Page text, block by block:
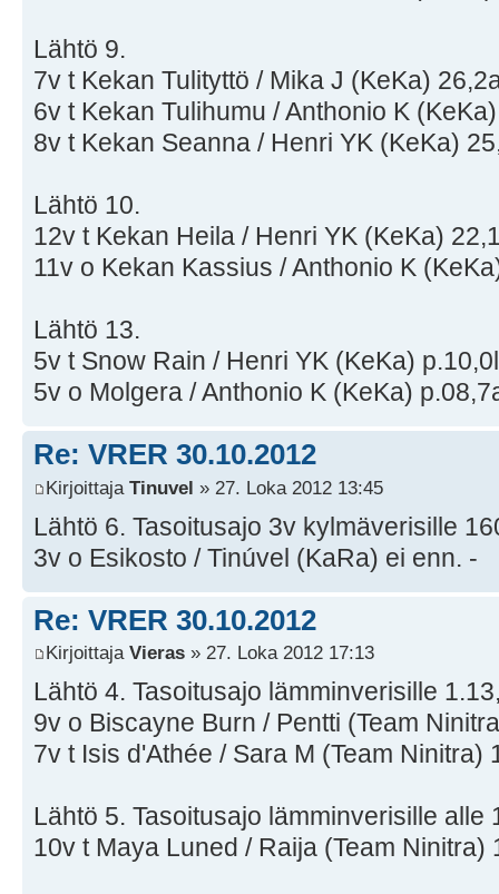
Lähtö 9.
7v t Kekan Tulityttö / Mika J (KeKa)
6v t Kekan Tulihumu / Anthonio K
8v t Kekan Seanna / Henri YK (KeKa)
Lähtö 10.
12v t Kekan Heila / Henri YK (KeKa)
11v o Kekan Kassius / Anthonio K
Lähtö 13.
5v t Snow Rain / Henri YK (KeKa)
5v o Molgera / Anthonio K (KeKa)
Re: VRER 30.10.2012
Kirjoittaja Tinuvel » 27. Loka 2012 13:45
Lähtö 6. Tasoitusajo 3v kylmäverisille
3v o Esikosto / Tinúvel (KaRa) ei enn. -
Re: VRER 30.10.2012
Kirjoittaja Vieras » 27. Loka 2012 17:13
Lähtö 4. Tasoitusajo lämminverisille
9v o Biscayne Burn / Pentti (Team
7v t Isis d'Athée / Sara M (Team Ninitra)
Lähtö 5. Tasoitusajo lämminverisille alle
10v t Maya Luned / Raija (Team Ninitra)